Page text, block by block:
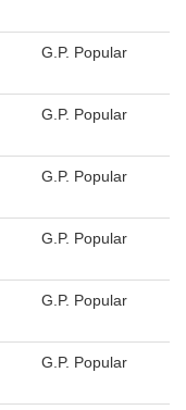
G.P. Popular
G.P. Popular
G.P. Popular
G.P. Popular
G.P. Popular
G.P. Popular